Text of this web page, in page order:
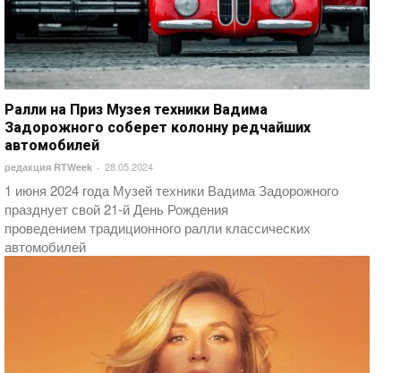
Ралли на Приз Музея техники Вадима
Задорожного соберет колонну редчайших
автомобилей
редакция RTWeek - 28.05.2024
1 июня 2024 года Музей техники Вадима Задорожного
празднует свой 21-й День Рождения
проведением традиционного ралли классических
автомобилей